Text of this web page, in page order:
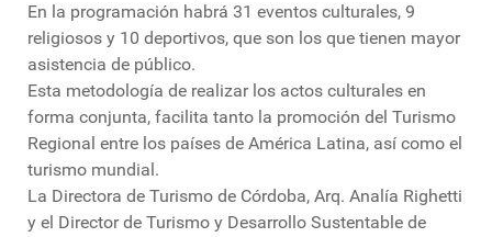
En la programación habrá 31 eventos culturales, 9
religiosos y 10 deportivos, que son los que tienen mayor
asistencia de público.
Esta metodología de realizar los actos culturales en
forma conjunta, facilita tanto la promoción del Turismo
Regional entre los países de América Latina, así como el
turismo mundial.
La Directora de Turismo de Córdoba, Arq. Analía Righetti
y el Director de Turismo y Desarrollo Sustentable de